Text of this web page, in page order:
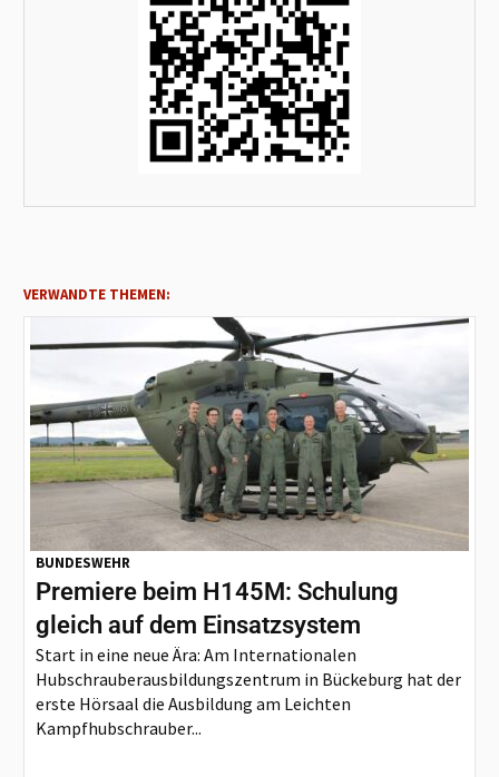
VERWANDTE THEMEN:
BUNDESWEHR
Premiere beim H145M: Schulung
gleich auf dem Einsatzsystem
Start in eine neue Ära: Am Internationalen
Hubschrauberausbildungszentrum in Bückeburg hat der
erste Hörsaal die Ausbildung am Leichten
Kampfhubschrauber...